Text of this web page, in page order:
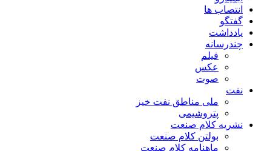
انتصاب ها
گفتگو
یادداشت
چندرسانه
فیلم
عکس
صوت
نفت
ملی مناطق نفت خیز
پتروشیمی
نشریه کلام صنعت
بولتن کلام صنعت
ماهنامه کلام صنعت